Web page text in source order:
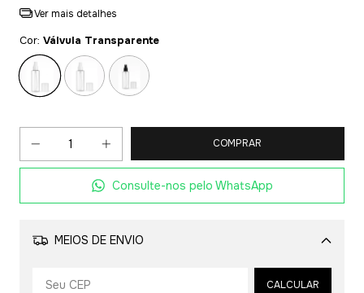
Ver mais detalhes
Cor: Válvula Transparente
Consulte-nos pelo WhatsApp
MEIOS DE ENVIO
Alterar CEP
CALCULAR